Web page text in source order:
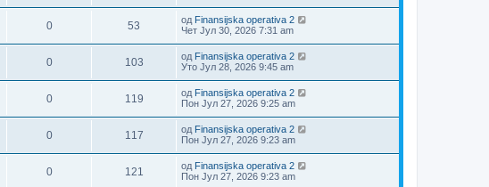
0 53 од Finansijska operativa 2
Чет Јул 30, 2026 7:31 am
0 103 од Finansijska operativa 2
Уто Јул 28, 2026 9:45 am
0 119 од Finansijska operativa 2
Пон Јул 27, 2026 9:25 am
0 117 од Finansijska operativa 2
Пон Јул 27, 2026 9:23 am
0 121 од Finansijska operativa 2
Пон Јул 27, 2026 9:23 am